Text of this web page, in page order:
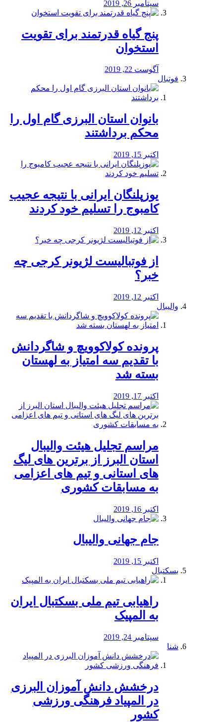
سپتامبر 26, 2019
پنج گیاه قدرتمند برای تقویت
استخوان
آگوست 22, 2019
فوتبال
بانوان استان البرزی گام اول را
محكم برداشتند
اکتبر 15, 2019
یوزپلنگان ایرانی با نتیجه عجیب
کامبوج را تسلیم خود کردند
اکتبر 12, 2019
از فوتبالیست لژیونر کرجی چه
خبر؟
اکتبر 12, 2019
والیبال
پرونده کولاکوویچ و شاگردانش
با تقدیم سه امتیاز به لهستان
بسته شد
اکتبر 17, 2019
مراسم تجلیل هیئت والیبال
استان البرز از برترین های لیگ
های استانی و تیم های اعزامی
به مسابقات کشوری
اکتبر 16, 2019
جام جهانی والیبال
اکتبر 15, 2019
بسکتبال
راهیابی تیم ملی بسکتبال ایران
به المپیک
سپتامبر 24, 2019
شنا
درخشش دانش آموزان البرزی
در المپیاد فرهنگی ورزشی
کشور